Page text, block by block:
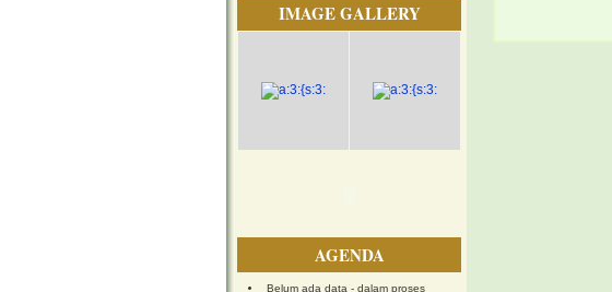
IMAGE GALLERY
AGENDA
Belum ada data - dalam proses